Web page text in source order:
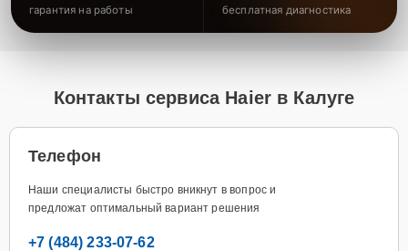
гарантия на работы бесплатная диагностика
Контакты сервиса Haier в Калуге
Телефон
Наши специалисты быстро вникнут в вопрос и
предложат оптимальный вариант решения
+7 (484) 233-07-62